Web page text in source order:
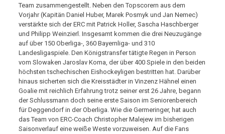
Team zusammengestellt. Neben den Topscorern aus dem
Vorjahr (Kapitän Daniel Huber, Marek Posmyk und Jan Nemec)
verstärkte sich der ERC mit Patrick Holler, Sascha Haschberger
und Philipp Weinzierl. Insgesamt kommen die drei Neuzugänge
auf über 150 Oberliga-, 360 Bayernliga- und 310
Landesligaspiele. Den Königstransfer tätigte Regen in Person
vom Slowaken Jaroslav Koma, der über 400 Spiele in den beiden
höchsten tschechischen Eishockeyligen bestritten hat. Darüber
hinaus sicherten sich die Kreisstädter in Vinzenz Hähnel einen
Goalie mit reichlich Erfahrung trotz seiner erst 26 Jahre, begann
der Schlussmann doch seine erste Saison im Seniorenbereich
für Deggendorf in der Oberliga. Wie die Germeringer, hat auch
das Team von ERC-Coach Christopher Malejew im bisherigen
Saisonverlauf eine weiße Weste vorzuweisen. Auf die Fans